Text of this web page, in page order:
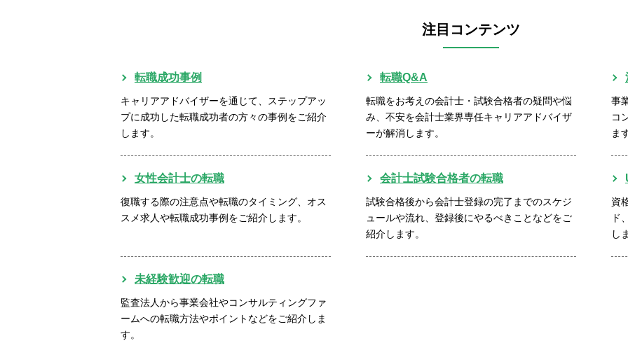
注目コンテンツ
転職成功事例
キャリアアドバイザーを通じて、ステップアッ
プに成功した転職成功者の方々の事例をご紹介
します。
転職Q&A
転職をお考えの会計士・試験合格者の疑問や悩
み、不安を会計士業界専任キャリアアドバイザ
ーが解消します。
事
コ
ま
女性会計士の転職
復職する際の注意点や転職のタイミング、オス
スメ求人や転職成功事例をご紹介します。
会計士試験合格者の転職
試験合格後から会計士登録の完了までのスケジ
ュールや流れ、登録後にやるべきことなどをご
紹介します。
資
ド
し
未経験歓迎の転職
監査法人から事業会社やコンサルティングファ
ームへの転職方法やポイントなどをご紹介しま
す。